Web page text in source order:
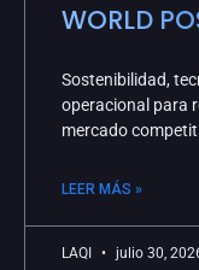
WORLD
Sostenibilidad,
operacional para
mercado
LEER MÁS »
LAQI julio 30,